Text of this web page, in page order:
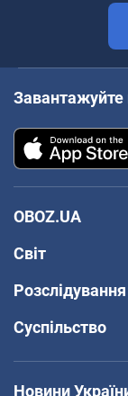
OBOZ.UA
Світ
Розслідування
Суспільство
Новини